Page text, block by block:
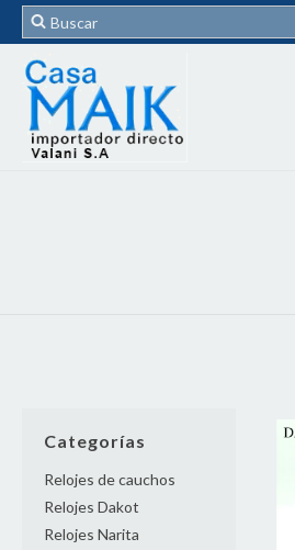
Categorías
Relojes de cauchos
Relojes Dakot
Relojes Narita